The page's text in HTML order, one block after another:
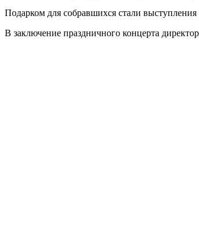
Подарком для собравшихся стали
В заключение праздничного концерта